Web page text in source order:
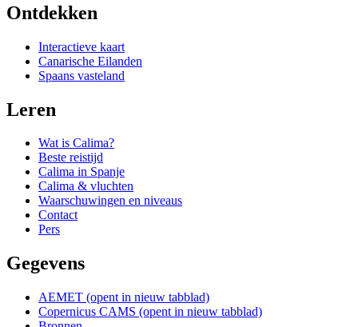
Ontdekken
Interactieve kaart
Canarische Eilanden
Spaans vasteland
Leren
Wat is Calima?
Beste reistijd
Calima in Spanje
Calima & vluchten
Waarschuwingen en niveaus
Contact
Pers
Gegevens
AEMET (opent in nieuw tabblad)
Copernicus CAMS (opent in nieuw tabblad)